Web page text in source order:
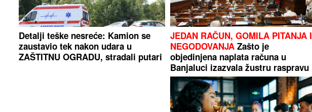
Detalji teške nesreće: Kamion se
zaustavio tek nakon udara u
ZAŠTITNU OGRADU, stradali putari
JEDAN RAČUN, GOMILA PITANJA I
NEGODOVANJAZašto je
objedinjena naplata računa u
Banjaluci izazvala žustru raspravu
odbornika